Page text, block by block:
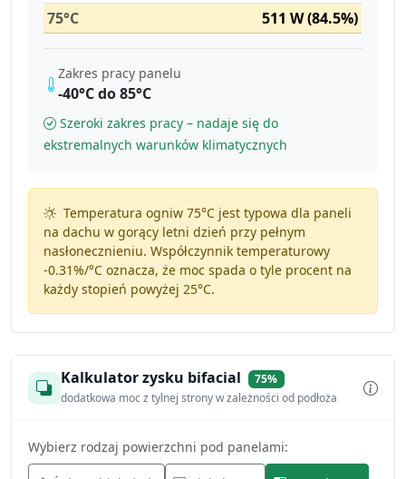
75°C
511 W (84.5%)
Zakres pracy panelu
-40°C do 85°C
Szeroki zakres pracy – nadaje się do
ekstremalnych warunków klimatycznych
Temperatura ogniw 75°C jest typowa dla paneli
na dachu w gorący letni dzień przy pełnym
nasłonecznieniu. Współczynnik temperaturowy
-0.31%/°Coznacza, że moc spada o tyle procent na
każdy stopień powyżej 25°C.
Kalkulator zysku bifacial
75%
dodatkowa moc z tylnej strony w zależności od podłoża
Wybierz rodzaj powierzchni pod panelami: